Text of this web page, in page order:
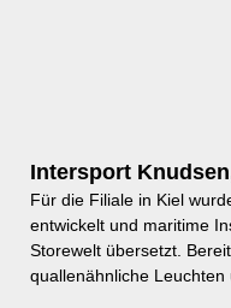
Intersport
Für die Filiale in Kiel
entwickelt und maritime
Storewelt übersetzt.
quallenähnliche